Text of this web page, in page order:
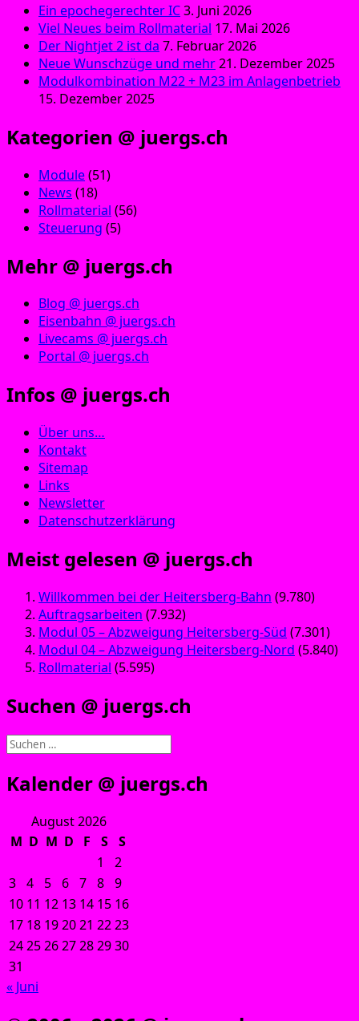
Ein epochegerechter IC3. Juni 2026
Viel Neues beim Rollmaterial 17. Mai 2026
Der Nightjet 2 ist da 7. Februar 2026
Neue Wunschzüge und mehr21. Dezember 2025
Modulkombination M22 + M23 im Anlagenbetrieb
15. Dezember 2025
Kategorien @ juergs.ch
Module(51)
News (18)
Rollmaterial (56)
Steuerung (5)
Mehr @ juergs.ch
Blog @ juergs.ch
Eisenbahn @ juergs.ch
Livecams @ juergs.ch
Portal @ juergs.ch
Infos @ juergs.ch
Über uns…
Kontakt
Sitemap
Links
Newsletter
Datenschutzerklärung
Meist gelesen @ juergs.ch
Willkommen bei der Heitersberg-Bahn (9.780)
Auftragsarbeiten (7.932)
Modul 05 – Abzweigung Heitersberg-Süd (7.301)
Modul 04 – Abzweigung Heitersberg-Nord (5.840)
Rollmaterial (5.595)
Suchen @ juergs.ch
Suchen
Kalender @ juergs.ch
August 2026
M D M D F S
S
1
2
3 4 5 6 7 8 9
10 11 12 13 14 15 16
17 18 192021 2223
24252627282930
31
« Juni